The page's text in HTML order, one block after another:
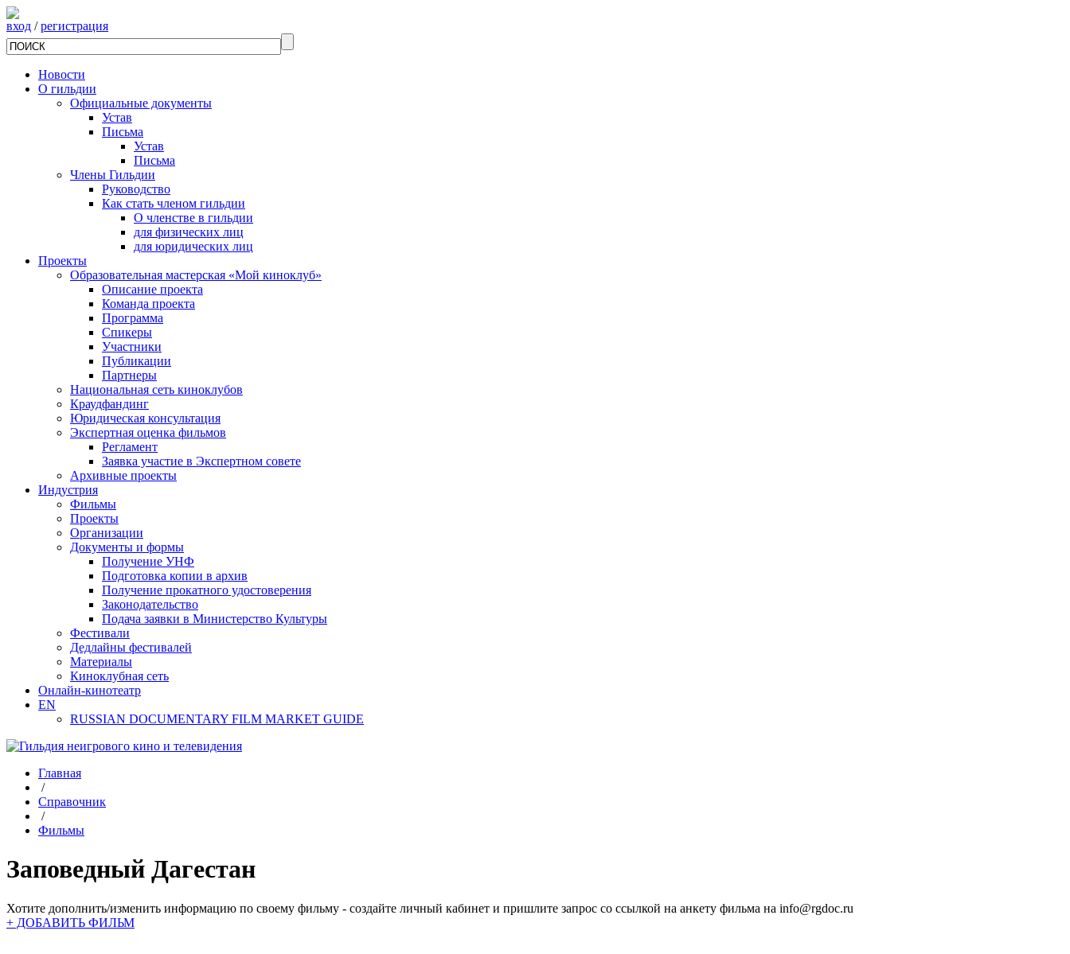
вход /регистрация
Новости
О гильдии
Официальные документы
Устав
Письма
Устав
Письма
Члены Гильдии
Руководство
Как стать членом гильдии
О членстве в гильдии
для физических лиц
для юридических лиц
Проекты
Образовательная мастерская «Мой киноклуб»
Описание проекта
Команда проекта
Программа
Спикеры
Участники
Публикации
Партнеры
Национальная сеть киноклубов
Краудфандинг
Юридическая консультация
Экспертная оценка фильмов
Регламент
Заявка участие в Экспертном совете
Архивные проекты
Индустрия
Фильмы
Проекты
Организации
Документы и формы
Получение УНФ
Подготовка копии в архив
Получение прокатного удостоверения
Законодательство
Подача заявки в Министерство Культуры
Фестивали
Дедлайны фестивалей
Материалы
Киноклубная сеть
Онлайн-кинотеатр
EN
RUSSIAN DOCUMENTARY FILM MARKET GUIDE
Главная
/
Справочник
/
Фильмы
Заповедный Дагестан
Хотите дополнить/изменить информацию по своему фильму - создайте личный кабинет и пришлите запрос cо ссылкой на анкету фильма на info@rgdoc.ru
+ ДОБАВИТЬ ФИЛЬМ